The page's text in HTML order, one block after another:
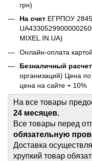
грн)
На счет ЕГРПОУ
MIXEL.IN.UA)
Онлайн-оплата
Безналичный
организаций) Цена
цена на сайте + 10%
На все товары
24 месяцев.
Все товары перед
обязательную
Доставка
хрупкий товар